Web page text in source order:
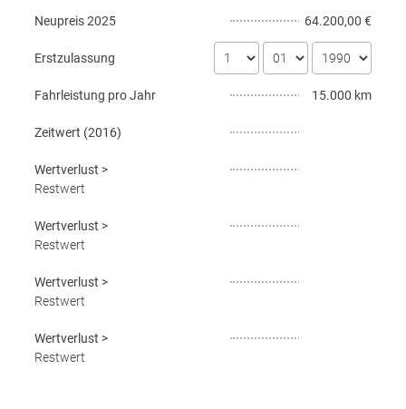
Neupreis2025 64.200,00 €
Erstzulassung
Fahrleistung pro Jahr 15.000 km
Zeitwert (2016)
Wertverlust >
Restwert
Wertverlust >
Restwert
Wertverlust >
Restwert
Wertverlust >
Restwert